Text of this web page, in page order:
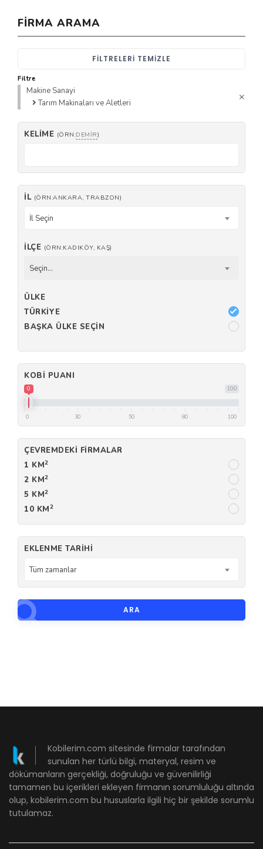
FIRMA ARAMA
FILTRELERI TEMIZLE
Filtre
Makine Sanayi
Tarım Makinaları ve Aletleri
KELIME (ÖRN:DEMIR)
İL (ÖRN:ANKARA, TRABZON)
İl Seçin
İLÇE (ÖRN:KADIKÖY, KAŞ)
Seçin...
ÜLKE
TÜRKIYE
BAŞKA ÜLKE SEÇIN
KOBI PUANI
100
0
0 30 50 80 100
ÇEVREMDEKI FIRMALAR
1 KM2
2 KM2
5 KM2
10 KM2
EKLENME TARIHI
Tüm zamanlar
ARA
Kobilerim.com sitesinde firmalar tarafından
sunulan her türlü bilgi, materyal, resim ve
dökümanların gerçekliği, doğruluğu ve güvenilirliği
tamamen bu içerikleri ekleyen firmanın sorumluluğu altında
olup, kobilerim.com bu hususlarla ilgili hiç bir şekilde sorumlu
tutulamaz.